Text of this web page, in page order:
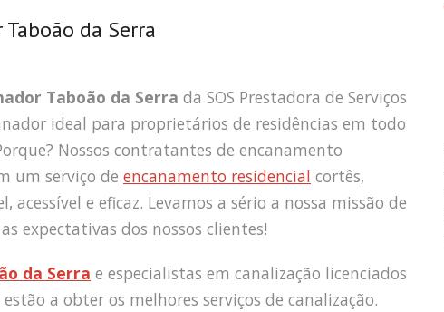
da Serra
Taboão da Serra da SOS Prestadora de Serviços
ideal para proprietários de residências em todo
Nossos contratantes de encanamento
um serviço de encanamento residencial cortês,
acessível e eficaz. Levamos a sério a nossa missão de
expectativas dos nossos clientes!
da Serra e especialistas em canalização licenciados
a obter os melhores serviços de canalização.